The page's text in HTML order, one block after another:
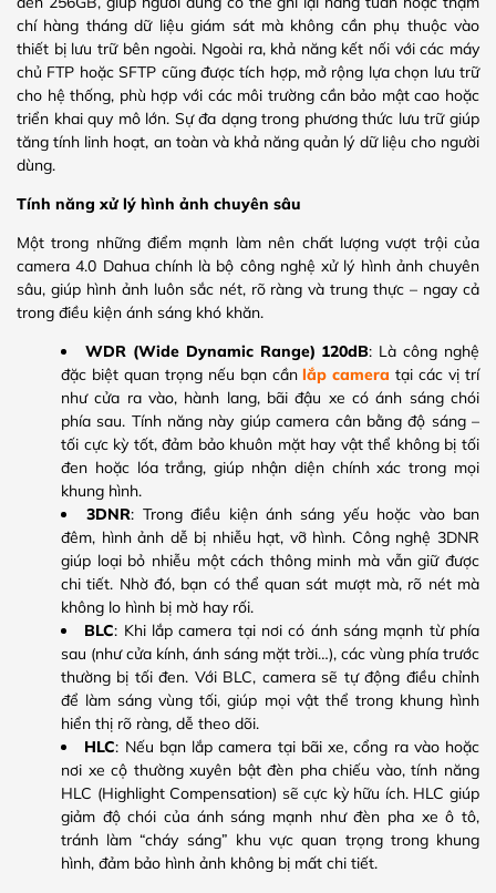
chí hàng tháng dữ liệu giám sát mà không cần phụ thuộc vào
thiết bị lưu trữ bên ngoài. Ngoài ra, khả năng kết nối với các máy
chủ FTP hoặc SFTP cũng được tích hợp, mở rộng lựa chọn lưu trữ
cho hệ thống, phù hợp với các môi trường cần bảo mật cao hoặc
triển khai quy mô lớn. Sự đa dạng trong phương thức lưu trữ giúp
tăng tính linh hoạt, an toàn và khả năng quản lý dữ liệu cho người
dùng.
Tính năng xử lý hình ảnh chuyên sâu
Một trong những điểm mạnh làm nên chất lượng vượt trội của
camera 4.0 Dahua chính là bộ công nghệ xử lý hình ảnh chuyên
sâu, giúp hình ảnh luôn sắc nét, rõ ràng và trung thực – ngay cả
trong điều kiện ánh sáng khó khăn.
WDR (Wide Dynamic Range) 120dB: Là công nghệ
đặc biệt quan trọng nếu bạn cầnlắp camera tại các vị trí
như cửa ra vào, hành lang, bãi đậu xe có ánh sáng chói
phía sau. Tính năng này giúp camera cân bằng độ sáng –
tối cực kỳ tốt, đảm bảo khuôn mặt hay vật thể không bị tối
đen hoặc lóa trắng, giúp nhận diện chính xác trong mọi
khung hình.
3DNR: Trong điều kiện ánh sáng yếu hoặc vào ban
đêm, hình ảnh dễ bị nhiễu hạt, vỡ hình. Công nghệ 3DNR
giúp loại bỏ nhiễu một cách thông minh mà vẫn giữ được
chi tiết. Nhờ đó, bạn có thể quan sát mượt mà, rõ nét mà
không lo hình bị mờ hay rối.
BLC: Khi lắp camera tại nơi có ánh sáng mạnh từ phía
sau (như cửa kính, ánh sáng mặt trời…), các vùng phía trước
thường bị tối đen. Với BLC, camera sẽ tự động điều chỉnh
để làm sáng vùng tối, giúp mọi vật thể trong khung hình
hiển thị rõ ràng, dễ theo dõi.
HLC: Nếu bạn lắp camera tại bãi xe, cổng ra vào hoặc
nơi xe cộ thường xuyên bật đèn pha chiếu vào, tính năng
HLC (Highlight Compensation) sẽ cực kỳ hữu ích. HLC giúp
giảm độ chói của ánh sáng mạnh như đèn pha xe ô tô,
tránh làm “cháy sáng” khu vực quan trọng trong khung
hình, đảm bảo hình ảnh không bị mất chi tiết.